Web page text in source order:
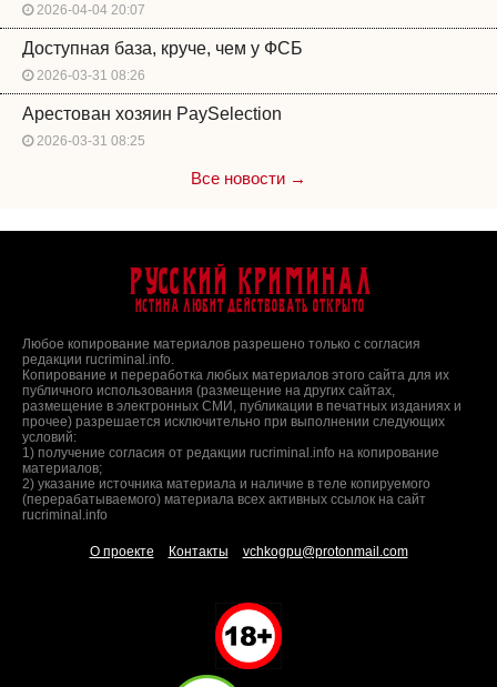
2026-04-04 20:07
Доступная база, круче, чем у ФСБ
2026-03-31 08:26
Арестован хозяин PaySelection
2026-03-31 08:25
Все новости →
Русский Криминал
Истина любит действовать открыто
Любое копирование материалов разрешено только с согласия
редакции rucriminal.info.
Копирование и переработка любых материалов этого сайта для их
публичного использования (размещение на других сайтах,
размещение в электронных СМИ, публикации в печатных изданиях и
прочее) разрешается исключительно при выполнении следующих
условий:
1) получение согласия от редакции rucriminal.info на копирование
материалов;
2) указание источника материала и наличие в теле копируемого
(перерабатываемого) материала всех активных ссылок на сайт
rucriminal.info
О проекте Контакты vchkogpu@protonmail.com